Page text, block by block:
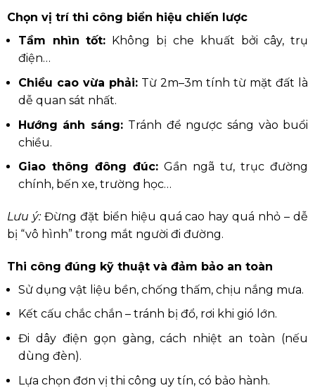
Chọn vị trí thi công biển hiệu chiến lược
Tầm nhìn tốt: Không bị che khuất bởi cây, trụ
điện…
Chiều cao vừa phải:Từ 2m–3m tính từ mặt đất là
dễ quan sát nhất.
Hướng ánh sáng: Tránh để ngược sáng vào buổi
chiều.
Giao thông đông đúc:Gần ngã tư, trục đường
chính, bến xe, trường học…
Lưu ý:Đừng đặt biển hiệu quá cao hay quá nhỏ – dễ
bị “vô hình” trong mắt người đi đường.
Thi công đúng kỹ thuật và đảm bảo an toàn
Sử dụng vật liệu bền, chống thấm, chịu nắng mưa.
Kết cấu chắc chắn – tránh bị đổ, rơi khi gió lớn.
Đi dây điện gọn gàng, cách nhiệt an toàn (nếu
dùng đèn).
Lựa chọn đơn vị thi công uy tín, có bảo hành.